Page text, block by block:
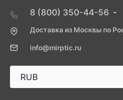
8 (800) 350-44-56
Доставка из Москвы по
info@mirptic.ru